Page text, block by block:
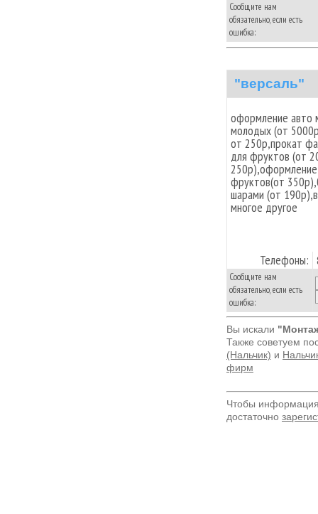
Сообщите нам
обязательно, если есть
ошибка:
"версаль"
оформление авто
молодых (от
от 250р,прокат
для фруктов (от
фруктов(от
шарами (от
многое другое
Телефоны:
Сообщите нам
обязательно, если есть
ошибка:
Вы искали
Также советуем
(Нальчик) и
фирм
Чтобы
достаточно